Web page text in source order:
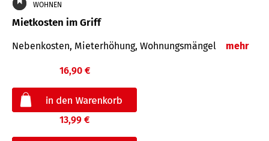
WOHNEN
Mietkosten im Griff
Nebenkosten, Mieterhöhung, Wohnungsmängel mehr
16,90 €
13,99 €